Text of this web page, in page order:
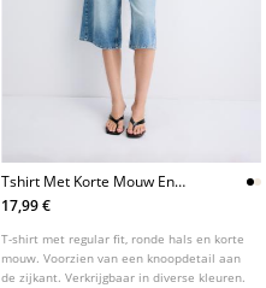
Tshirt Met Korte Mouw En
Strikdetail
17,99 €
T-shirt met regular fit, ronde hals en korte
mouw. Voorzien van een knoopdetail aan
de zijkant. Verkrijgbaar in diverse kleuren.